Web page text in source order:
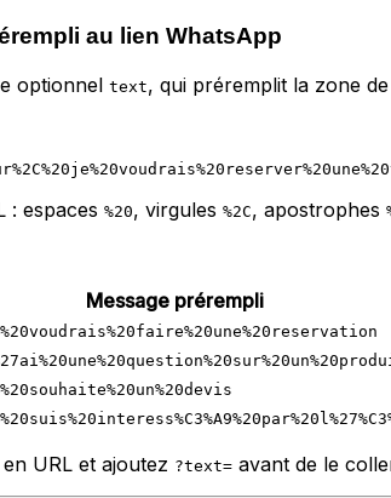
au lien WhatsApp
optionnel text, qui préremplit la zone
: espaces %20, virgules %2C, apostrophes
Message prérempli
URL et ajoutez ?text= avant de le